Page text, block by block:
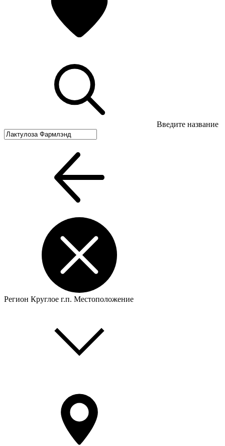
Введите название
Регион Круглое г.п. Местоположение